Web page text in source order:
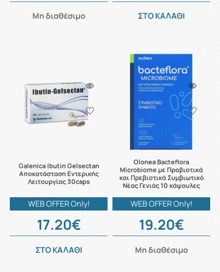
Μη διαθέσιμο ΣΤΟ ΚΑΛΑΘΙ
Galenica Ibutin Gelsectan
Αποκατάσταση Εντερικής
Λειτουργίας 30caps
WEB OFFER Only!
17.20€
ΣΤΟ ΚΑΛΑΘΙ
Olonea Bacteflora
Microbiome με Προβιοτικά
και Πρεβιοτικά Συμβιωτικό
Νέας Γενιάς 10 κάψουλες
WEB OFFER Only!
19.20€
Μη διαθέσιμο